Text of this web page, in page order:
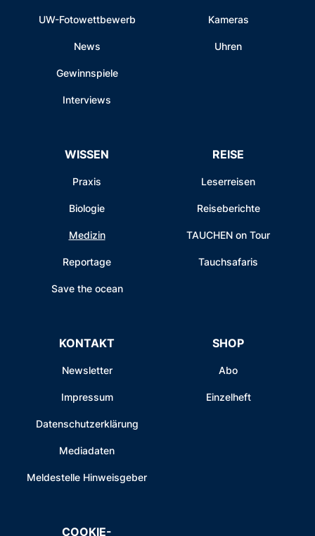
UW-Fotowettbewerb
News
Gewinnspiele
Interviews
Kameras
Uhren
WISSEN
Praxis
Biologie
Medizin
Reportage
Save the ocean
REISE
Leserreisen
Reiseberichte
TAUCHEN on Tour
Tauchsafaris
KONTAKT
Newsletter
Impressum
Datenschutzerklärung
Mediadaten
Meldestelle Hinweisgeber
SHOP
Abo
Einzelheft
COOKIE-